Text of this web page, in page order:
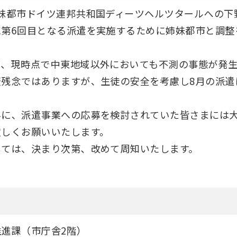
都市ドイツ連邦共和国ディーツヘルツタールへの
6回目となる派遣を実施するために姉妹都市と調整
現時点で中東地域以外においても不測の事態が発
念ではありますが、生徒の安全を考慮し8月の派
、派遣事業への応募を検討されていた皆さまには
くお願いいたします。
は、決まり次第、改めて周知いたします。
課（市庁舎2階）